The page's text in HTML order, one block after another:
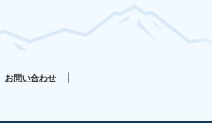
お問い合わせ